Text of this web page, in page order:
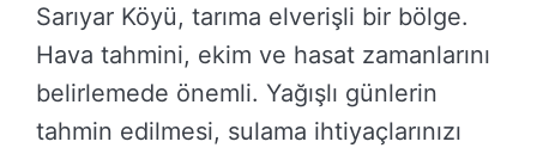
Sarıyar Köyü, tarıma elverişli bir bölge.
Hava tahmini, ekim ve hasat zamanlarını
belirlemede önemli. Yağışlı günlerin
tahmin edilmesi, sulama ihtiyaçlarınızı